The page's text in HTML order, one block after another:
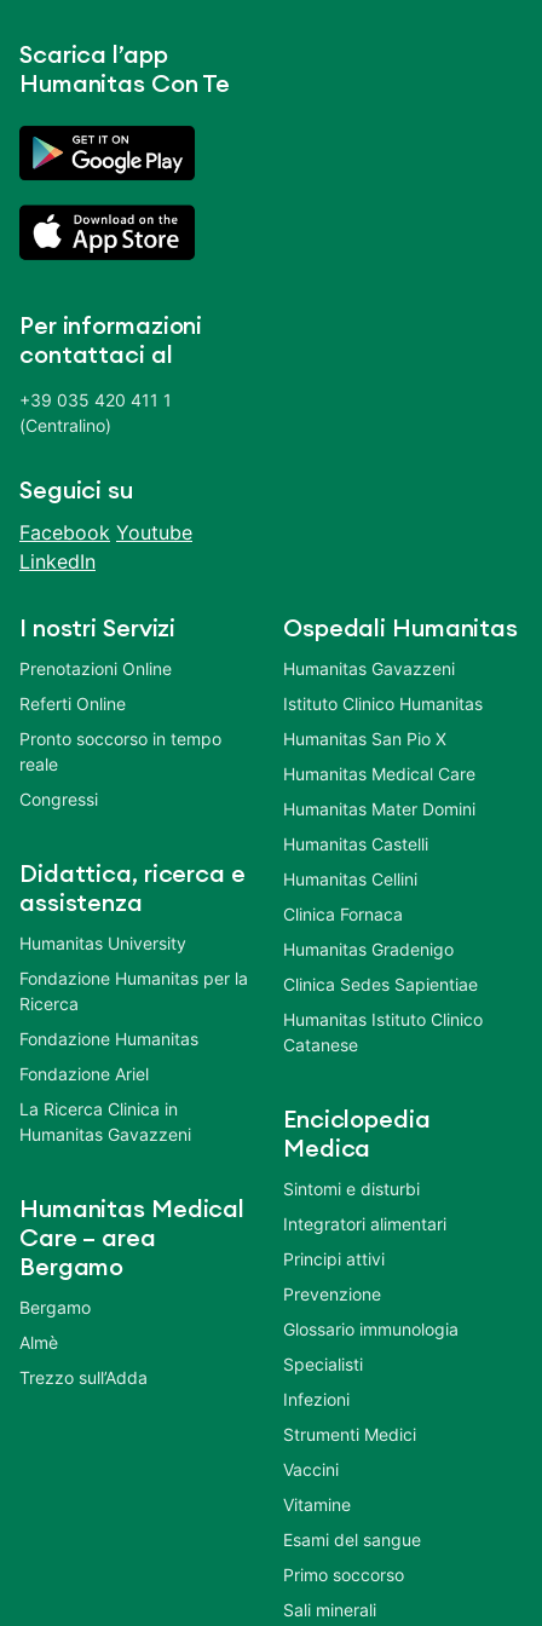
Scarica l’app
Humanitas Con Te
Per informazioni
contattaci al
+39 035 420 411 1
(Centralino)
Seguici su
Facebook Youtube
LinkedIn
I nostri Servizi
Prenotazioni Online
Referti Online
Pronto soccorso in tempo
reale
Congressi
Didattica, ricerca e
assistenza
Humanitas University
Fondazione Humanitas per la
Ricerca
Fondazione Humanitas
Fondazione Ariel
La Ricerca Clinica in
Humanitas Gavazzeni
Humanitas Medical
Care – area
Bergamo
Bergamo
Almè
Trezzo sull’Adda
Ospedali Humanitas
Humanitas Gavazzeni
Istituto Clinico Humanitas
Humanitas San Pio X
Humanitas Medical Care
Humanitas Mater Domini
Humanitas Castelli
Humanitas Cellini
Clinica Fornaca
Humanitas Gradenigo
Clinica Sedes Sapientiae
Humanitas Istituto Clinico
Catanese
Enciclopedia
Medica
Sintomi e disturbi
Integratori alimentari
Principi attivi
Prevenzione
Glossario immunologia
Specialisti
Infezioni
Strumenti Medici
Vaccini
Vitamine
Esami del sangue
Primo soccorso
Sali minerali